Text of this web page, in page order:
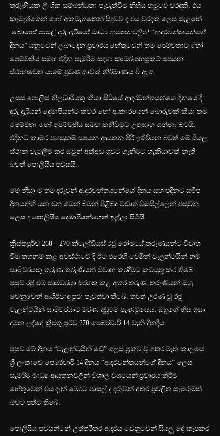
තරුණියක ලිංගික සම්බන්ධතා පැවැත්වීම නීතිය හමුවේ වරදකි. එය
කැමැත්තෙන් හෝ අකමැත්තෙන් සිදුවුව ද එය වරදක් ලෙස සැළකේ.
බොහෝ පාසල් දරු දැරියෝ මාධ්‍ය ආයතනවලින් “ආදරවන්තයන්ගේ
දිනය” යනුවෙන් ලබාදෙන ප්‍රචාරය හේතුවෙන් තම පෙම්වතාට හෝ
පෙම්වතිය සමඟ එදින සැමරීම සඳහා කාමර පහසුකම් සපයන
ස්ථානවෙත යාමේ ප්‍රවණතාවක් නිර්මාණය වී ඇත.
උසස් පොලිස් නිලධාරියකු කියා සිටියේ ආදරවන්තයන්ගේ දිනයේ දී
දරු දැරියන් දෙමාපියන්ට කවර හෝ ආකාරයෙන් බොරුවක් කියා තම
පෙම්වතා හෝ පෙම්වතිය සමඟ තනිවීමට උත්සාහ ගන්නා බවයි.
එදිනට කාමර පහසුකම් සපයන ආයතන පිරී ඉතිරීයන බවත් මේ සියලු
ස්ථාන වැටලීම් කර ඔවුන් අත්අඩංගුවට ගැනීමට හැකියාවක් නැති
බවත් පොලිසිය පවසයි.
මේ නිසා ම තම දරුවන් ආදරවන්තයනේගේ දිනය සහ එදිනට සමීප
දිනයන්හි යන එන ගමන් බිමන් පිළිබඳ වඩාත් විමසිල්ලෙන් පසුවන
ලෙස ද පොලිසිය දෙමාපියන්ගෙන් ඉල්ලා සිටියි.
ක්‍රිස්තුපූර්ව 268 – 270 ක්ලෝඩියස් රජු රෝමයේ තරුණයන්ට විවාහ
වීම තහනම් කළ අවස්ථාවේ දී ඊට එරෙහි වෙමින් වැලන්ටයින් නම්
සාමිවරයකු තරුණ තරුණියන් විවාහ කරදීමට කටයුතු කර තිබේ.
පසුව රජු එම සාමිවරයා සිරගත කළ අතර තරුණ තරුණියන් ඔහු
වෙනුවෙන් ආශිර්වාද පූජා පැවත්වා තිබේ. තවත් උරණ වූ රජු
වැලන්ටයින් සාමිවරයාට මරණ දඩුවම පැණවූයේය. ඔහුගේ හිස ගසා
දමන ලද්දේ ක්‍රිස්තු පූර්ව 270 පෙබරවාරි 14 වැනි දිනදීය.
පසුව මේ දිනය “වැලන්ටයින් ඩේ” ලෙස ප්‍රකට වූ අතර මෑත කාලයේ
ශ්‍රී ලංකාවේ පෙබරවාරි 14 දිනය “ආදරවන්තයන්ගේ දිනය” ලෙස
සැමරීම මාධ්‍ය ආයතනවලින් විශාල වශයෙන් ප්‍රචාරය කිරීම
හේතුවෙන් එය දැන් මෙරට පාසල් දූ දරුවන් අතර ප්‍රචලිත සැමරුමක්
බවට පත්ව තිබේ.
පොලිසිය පවසන්නේ උත්තරීතර ආදරය වෙනුවෙන් සියලු දේ කැපකර